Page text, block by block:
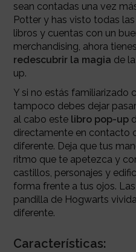
sean contadas una vez
Potter y has visto todas
libros y cuentas con un
merchandising, ahora
redescubrir la magia de
up.
Y si no estás familiarizado
tampoco debes dejar
al cabo este libro pop-up
directamente en contacto
diferente. Deja que tus
ritmo que te apetezca y
castillos, personajes y
forma frente a tus ojos.
pandilla de Hogwarts
diferente.
Características: